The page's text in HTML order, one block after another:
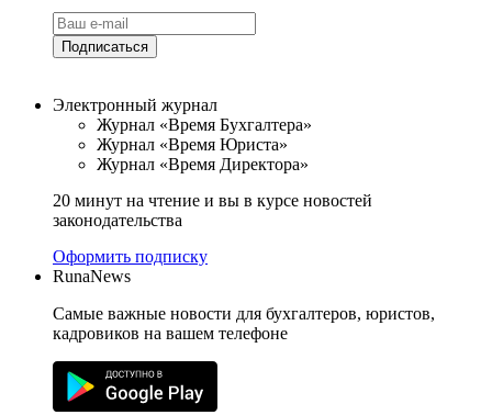
Подписаться
Электронный журнал
Журнал «Время Бухгалтера»
Журнал «Время Юриста»
Журнал «Время Директора»
20 минут на чтение и вы в курсе новостей
законодательства
Оформить подписку
RunaNews
Самые важные новости для бухгалтеров, юристов,
кадровиков на вашем телефоне